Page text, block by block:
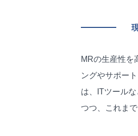
MRの生産性を
ングやサポー
は、ITツール
つつ、これま